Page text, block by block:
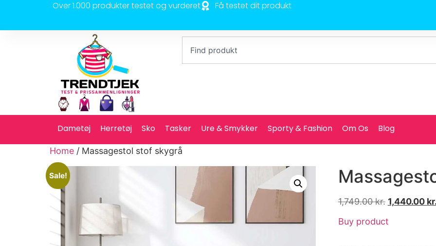
Over 1.000 produkter testet og vurderet Få testet dit produkt
Dametøj Herretøj Sko Tasker Ure & Smykker Sporty & Fashion Om Os Blog
Home / Massagestol stof skygrå
Sale!
1,749.00kr. 1,440.00 kr.
Buy product